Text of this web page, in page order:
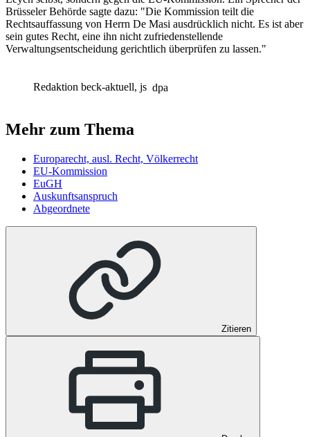
Brüsseler Behörde sagte dazu: "Die Kommission teilt die
Rechtsauffassung von Herrn De Masi ausdrücklich nicht. Es ist aber
sein gutes Recht, eine ihn nicht zufriedenstellende
Verwaltungsentscheidung gerichtlich überprüfen zu lassen."
Redaktion beck-aktuell, js dpa
Mehr zum Thema
Europarecht, ausl. Recht, Völkerrecht
EU-Kommission
EuGH
Auskunftsanspruch
Abgeordnete
Zitieren